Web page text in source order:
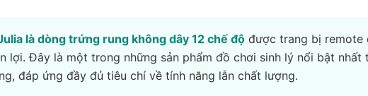
là dòng trứng rung không dây 12 chế độ được trang bị remote
lợi. Đây là một trong những sản phẩm đồ chơi sinh lý nổi bật nhất
đáp ứng đầy đủ tiêu chí về tính năng lẫn chất lượng.